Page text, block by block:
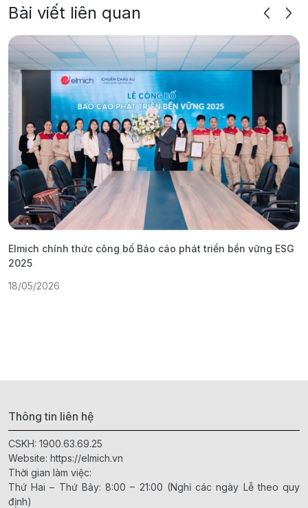
Bài viết liên quan
Elmich chính thức công bố Báo cáo phát triển bền vững ESG
2025
18/05/2026
Thông tin liên hệ
CSKH: 1900.63.69.25
Website: https://elmich.vn
Thời gian làm việc:
Thứ Hai – Thứ Bảy: 8:00 – 21:00 (Nghỉ các ngày Lễ theo quy
định)